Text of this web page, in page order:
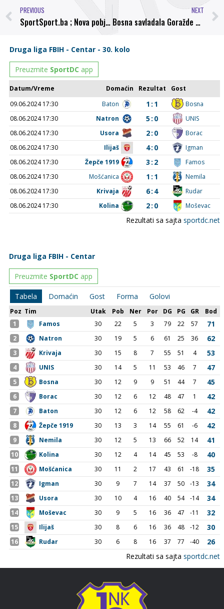
PREVIOUS
SportSport.ba ; Nova pobjeda visočke Bosne
NEXT
Bosna savladala Goražde na domaćem terenu.